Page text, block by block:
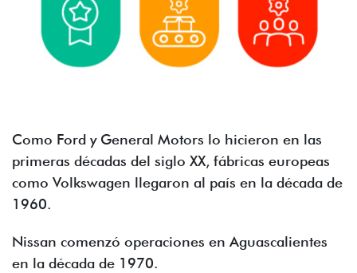
Como Ford y General Motors lo hicieron en las
primeras décadas del siglo XX, fábricas europeas
como Volkswagen llegaron al país en la década de
1960.
Nissan comenzó operaciones en Aguascalientes
en la década de 1970.